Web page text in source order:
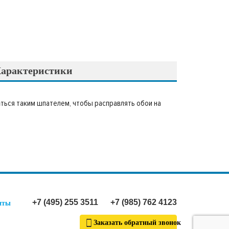
таким шпателем, чтобы расправлять обои на
+7 (495) 255 3511 +7 (985) 762 4123
Заказать обратный звонок